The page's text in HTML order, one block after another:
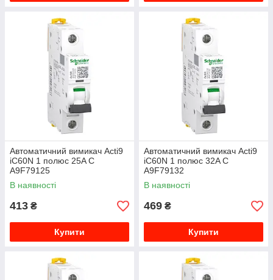
Автоматичний вимикач Acti9
iC60N 1 полюс 25A C
A9F79125
В наявності
413 ₴
Купити
Автоматичний вимикач Acti9
iC60N 1 полюс 32A C
A9F79132
В наявності
469 ₴
Купити